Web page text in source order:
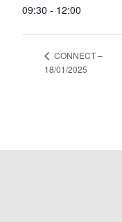
09:30 - 12:00
CONNECT –
18/01/2025